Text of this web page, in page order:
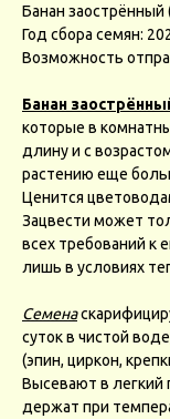
Банан заострённый
Год сбора семян:
Возможность
Банан
которые в
длину и с
растению еще
Ценится
Зацвести может
всех требований к
лишь в условиях
Семена
суток в чистой
(эпин, циркон,
Высевают в легкий
держат при